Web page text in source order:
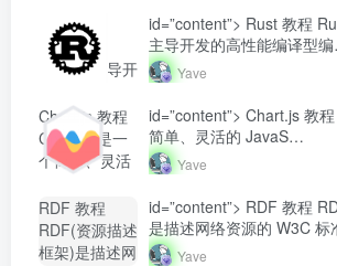
class="lazyload
fit-cover
radius8">
之...-
Yave520-专业
开发者社区"
fit-cover
radius8">
Rust 教程
Rust 是由
Mozilla 主导开
译型编...-
Yave520-专业
开发者社区"
class="lazyload
fit-cover
radius8">
id=”content”> Rust 教程
主导开发的高性能编译型
Yave
Chart.js 教程
Chart.js 是一
个简单、灵活
Yave520-专业
开发者社区"
class="lazyload
id=”content”> Chart.js 教
简单、灵活的 JavaS…
Yave
RDF 教程
RDF(资源描述
框架)是描述网
id=”content”> RDF 教程
是描述网络资源的 W3C
Yave